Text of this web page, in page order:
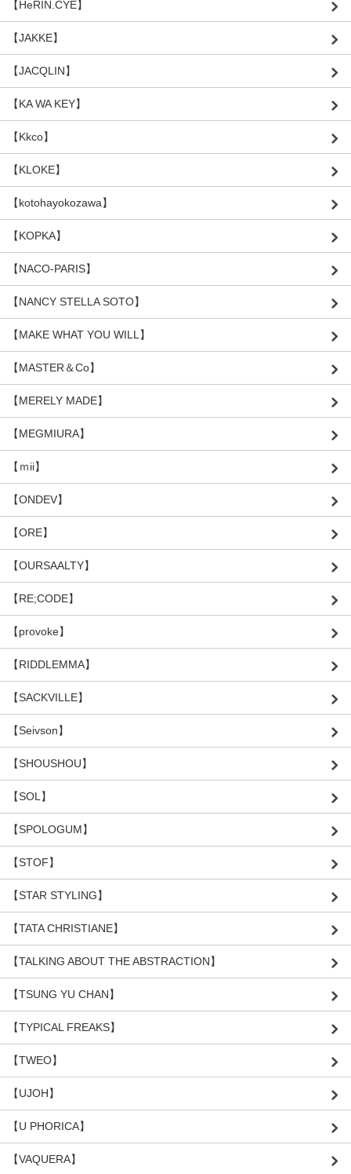
【HeRIN.CYE】
【JAKKE】
【JACQLIN】
【KA WA KEY】
【Kkco】
【KLOKE】
【kotohayokozawa】
【KOPKA】
【NACO-PARIS】
【NANCY STELLA SOTO】
【MAKE WHAT YOU WILL】
【MASTER＆Co】
【MERELY MADE】
【MEGMIURA】
【ｍii】
【ONDEV】
【ORE】
【OURSAALTY】
【RE;CODE】
【provoke】
【RIDDLEMMA】
【SACKVILLE】
【Seivson】
【SHOUSHOU】
【SOL】
【SPOLOGUM】
【STOF】
【STAR STYLING】
【TATA CHRISTIANE】
【TALKING ABOUT THE ABSTRACTION】
【TSUNG YU CHAN】
【TYPICAL FREAKS】
【TWEO】
【UJOH】
【U PHORICA】
【VAQUERA】